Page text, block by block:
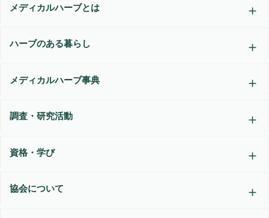
メディカルハーブとは
ハーブのある暮らし
メディカルハーブ事典
調査・研究活動
資格・学び
協会について